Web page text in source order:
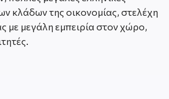
κλάδων της οικονομίας, στελέχη
με μεγάλη εμπειρία στον χώρο,